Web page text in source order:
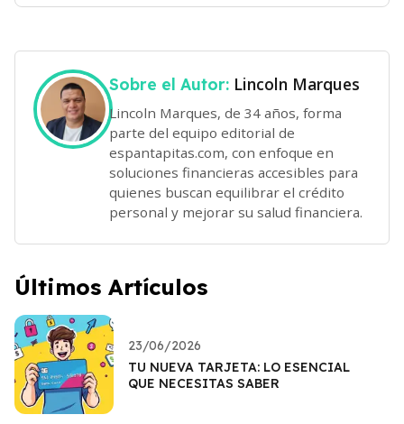
Sobre el Autor: Lincoln Marques
Lincoln Marques, de 34 años, forma
parte del equipo editorial de
espantapitas.com, con enfoque en
soluciones financieras accesibles para
quienes buscan equilibrar el crédito
personal y mejorar su salud financiera.
Últimos Artículos
23/06/2026
TU NUEVA TARJETA: LO ESENCIAL
QUE NECESITAS SABER